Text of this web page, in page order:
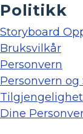
Politikk
Storyboard
Bruksvilkår
Personvern
Personvern
Tilgjengelighet
Dine